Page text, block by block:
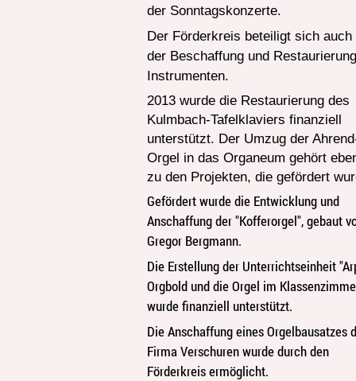
der Sonntagskonzerte.
Der Förderkreis beteiligt sich auch
der Beschaffung und
Instrumenten.
2013 wurde die Restaurierung des
Kulmbach-Tafelklaviers finanziell
unterstützt. Der Umzug der
Orgel in das Organeum gehört
zu den Projekten, die gefördert
Gefördert wurde die Entwicklung und
Anschaffung der "Kofferorgel", gebaut
Gregor Bergmann.
Die Erstellung der Unterrichtseinheit
Orgbold und die Orgel im
wurde finanziell unterstützt.
Die Anschaffung eines Orgelbausatzes
Firma Verschuren wurde durch den
Förderkreis ermöglicht.